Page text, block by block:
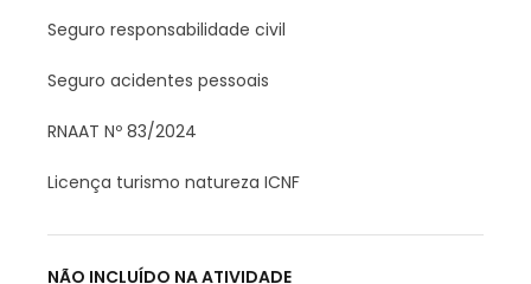
Seguro responsabilidade civil
Seguro acidentes pessoais
RNAAT Nº 83/2024
Licença turismo natureza ICNF
NÃO INCLUÍDO NA ATIVIDADE